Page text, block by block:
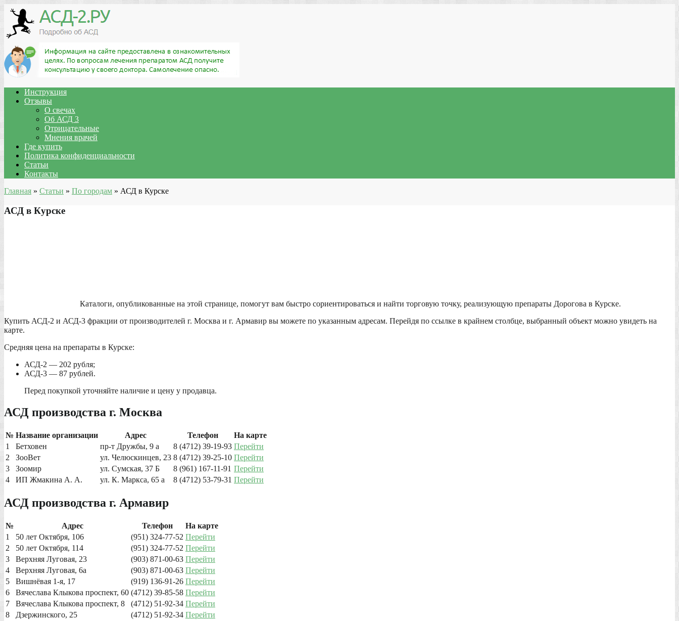
Инструкция
Отзывы
О свечах
Об АСД 3
Отрицательные
Мнения врачей
Где купить
Политика конфиденциальности
Статьи
Контакты
Главная » Статьи » По городам » АСД в Курске
АСД в Курске
Каталоги, опубликованные на этой странице, помогут вам быстро сориентироваться и найти торговую точку, реализующую препараты Дорогова в Курске.
Купить АСД-2 и АСД-3 фракции от производителей г. Москва и г. Армавир вы можете по указанным адресам. Перейдя по ссылке в крайнем столбце, выбранный объект можно увидеть на
карте.
Средняя цена на препараты в Курске:
АСД-2 — 202 рубля;
АСД-3 — 87 рублей.
Перед покупкой уточняйте наличие и цену у продавца.
АСД производства г. Москва
№ Название организации Адрес Телефон
На карте
1
Бетховен пр-т Дружбы, 9 а 8 (4712) 39-19-93 Перейти
2
ЗооВет ул. Челюскинцев, 23 8 (4712) 39-25-10 Перейти
3
Зоомир ул. Сумская, 37 Б 8 (961) 167-11-91 Перейти
4
ИП Жмакина А. А. ул. К. Маркса, 65 а 8 (4712) 53-79-31 Перейти
АСД производства г. Армавир
№ Адрес Телефон
На карте
1
50 лет Октября, 106 (951) 324-77-52 Перейти
2
50 лет Октября, 114 (951) 324-77-52 Перейти
3
Верхняя Луговая, 23 (903) 871-00-63 Перейти
4
Верхняя Луговая, 6а (903) 871-00-63 Перейти
5
Вишнёвая 1-я, 17 (919) 136-91-26 Перейти
6
Вячеслава Клыкова проспект, 60 (4712) 39-85-58 Перейти
7
Вячеслава Клыкова проспект, 8 (4712) 51-92-34 Перейти
8
Дзержинского, 25 (4712) 51-92-34 Перейти